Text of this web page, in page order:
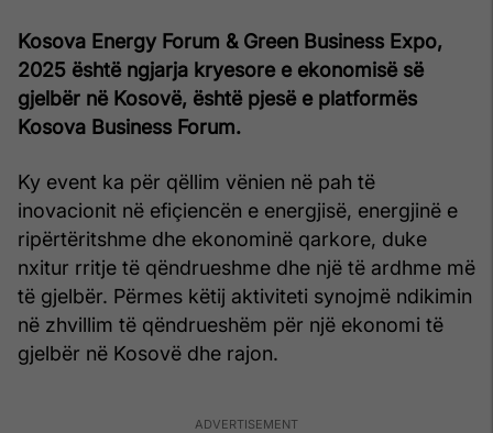
Kosova Energy Forum & Green Business Expo,
2025 është ngjarja kryesore e ekonomisë së
gjelbër në Kosovë, është pjesë e platformës
Kosova Business Forum.
Ky event ka për qëllim vënien në pah të
inovacionit në efiçiencën e energjisë, energjinë e
ripërtëritshme dhe ekonominë qarkore, duke
nxitur rritje të qëndrueshme dhe një të ardhme më
të gjelbër. Përmes këtij aktiviteti synojmë ndikimin
në zhvillim të qëndrueshëm për një ekonomi të
gjelbër në Kosovë dhe rajon.